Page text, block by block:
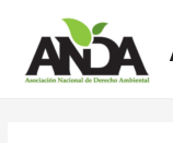
content